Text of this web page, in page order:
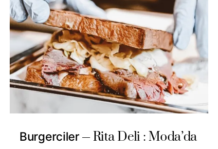
Burgerciler
Rita Deli : Moda’da